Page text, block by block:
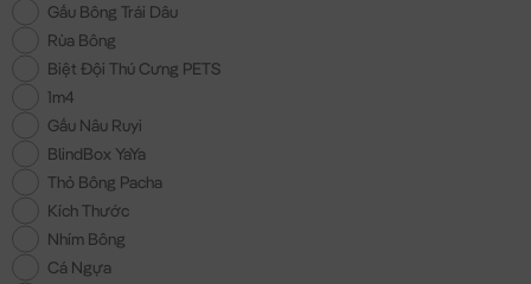
Gấu Bông Trái Dâu
Rùa Bông
Biệt Đội Thú Cưng PETS
1m4
Gấu Nâu Ruyi
BlindBox YaYa
Thỏ Bông Pacha
Kích Thước
Nhím Bông
Cá Ngựa